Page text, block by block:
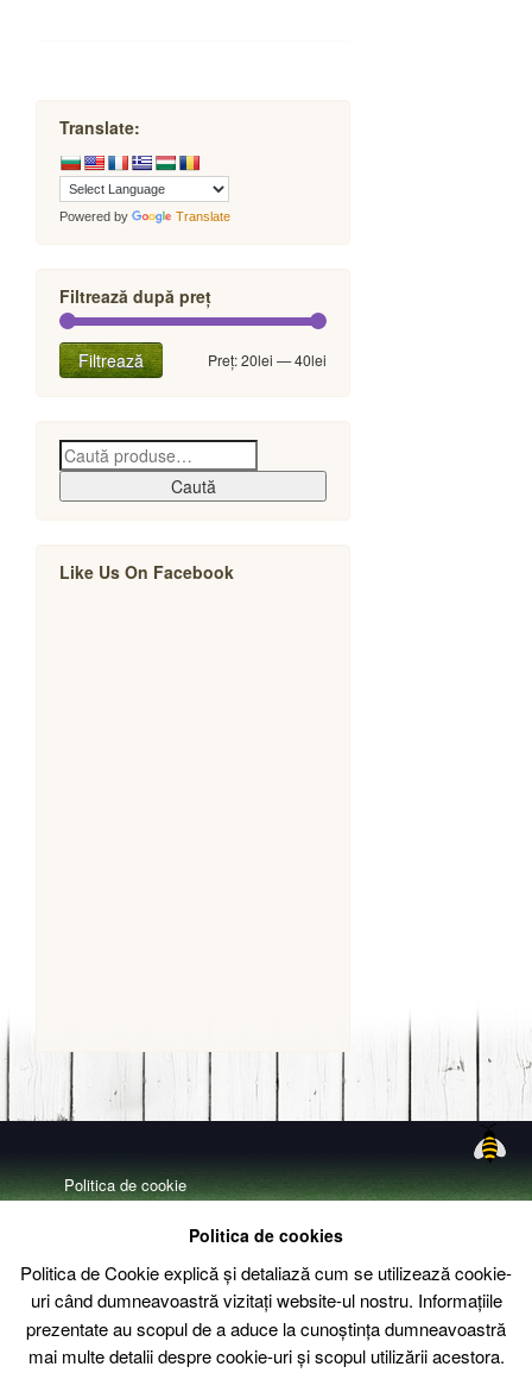
Translate:
Powered by Translate
Filtrează după preț
Filtrează Preț:20lei —40lei
Caută
Like Us On Facebook
Politica de cookie
Politica de confidentialitate
Livrare – Termeni si conditii
Contact
Politica de cookies
Politica de Cookie explică și detaliază cum se utilizează cookie-
uri când dumneavoastră vizitați website-ul nostru. Informațiile
prezentate au scopul de a aduce la cunoștința dumneavoastră
mai multe detalii despre cookie-uri și scopul utilizării acestora.